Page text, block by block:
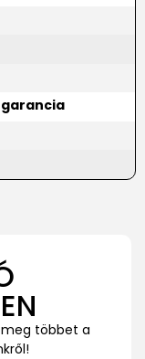
garancia
többet a